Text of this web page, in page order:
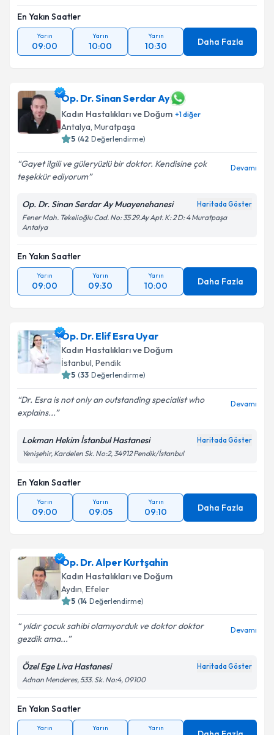
En Yakın Saatler
Yarın
09:00
Yarın
10:00
Yarın
10:30 Daha Fazla
Op. Dr. Sinan Serdar Ay
Kadın Hastalıkları ve Doğum +1diğer
Antalya, Muratpaşa
5 (42 Değerlendirme)
Gayet ilgili ve güleryüzlü bir doktor. Kendisine çok
teşekkür ediyorum
Devamı
Op. Dr. Sinan Serdar Ay Muayenehanesi Haritada Göster
Fener Mah. Tekelioğlu Cad. No: 35 29.Ay Apt. K: 2 D: 4 Muratpaşa
Antalya
En Yakın Saatler
Yarın
09:00
Yarın
09:30
Yarın
10:00 Daha Fazla
Op. Dr. Elif Esra Uyar
Kadın Hastalıkları ve Doğum
İstanbul, Pendik
5 (33 Değerlendirme)
Dr. Esra is not only an outstanding specialist who
explains...
Devamı
Lokman Hekim İstanbul Hastanesi Haritada Göster
Yenişehir, Kardelen Sk. No:2, 34912 Pendik/İstanbul
En Yakın Saatler
Yarın
09:00
Yarın
09:05
Yarın
09:10 Daha Fazla
Op. Dr. Alper Kurtşahin
Kadın Hastalıkları ve Doğum
Aydın, Efeler
5 (14 Değerlendirme)
yıldır çocuk sahibi olamıyorduk ve doktor doktor
gezdik ama...
Devamı
Özel Ege Liva Hastanesi Haritada Göster
Adnan Menderes, 533. Sk. No:4, 09100
En Yakın Saatler
Yarın Yarın Yarın